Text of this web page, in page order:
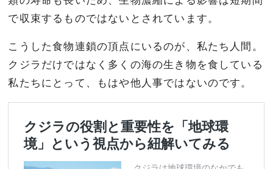
で収束するものではないとされています。
こうした食物連鎖の頂点にいるのが、私たち人間。
クジラだけではなく多くの海の生き物を食している
私たちにとって、もはや他人事ではないのです。